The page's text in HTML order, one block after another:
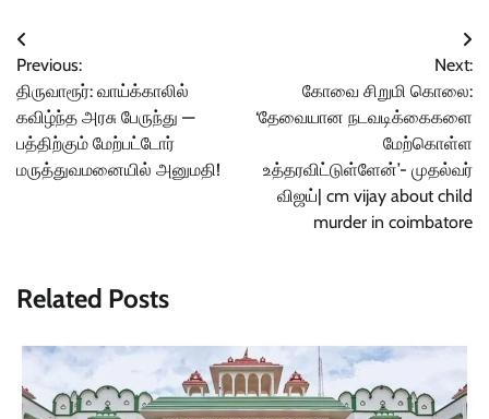
Post
navigation
Previous:
திருவாரூர்: வாய்க்காலில்
கவிழ்ந்த அரசு பேருந்து —
பத்திற்கும் மேற்பட்டோர்
மருத்துவமனையில் அனுமதி!
Next:
கோவை சிறுமி கொலை:
‘தேவையான நடவடிக்கைகளை
மேற்கொள்ள
உத்தரவிட்டுள்ளேன்’- முதல்வர்
விஜய்| cm vijay about child
murder in coimbatore
Related Posts